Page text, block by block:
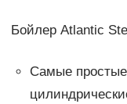
Бойлер Atlantic
Самые простые